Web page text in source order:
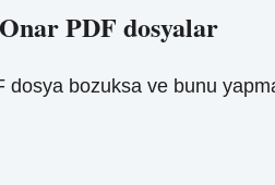
PDF dosyalar
dosya bozuksa ve bunu